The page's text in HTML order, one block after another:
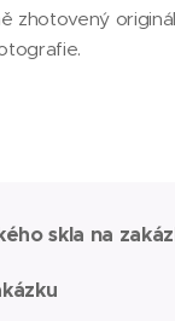
zhotovený
skla na